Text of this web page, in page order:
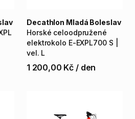
Horské celoodpružené
elektrokolo E-EXPL700 S
vel. L
Decathlon Mladá Boleslav
1 200,00 Kč / den